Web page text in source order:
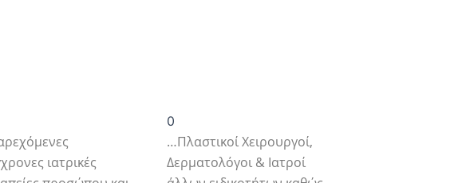
ιατρικές
0
…Πλαστικοί Χειρουργοί,
Δερματολόγοι & Ιατροί